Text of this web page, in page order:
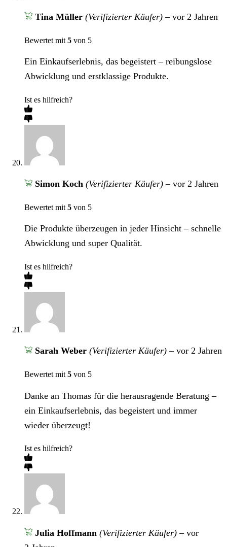
Tina Müller (Verifizierter Käufer) – vor 2 Jahren
Bewertet mit 5 von 5
Ein Einkaufserlebnis, das begeistert – reibungslose
Abwicklung und erstklassige Produkte.
Ist es hilfreich?
Simon Koch (Verifizierter Käufer) – vor 2 Jahren
Bewertet mit 5 von 5
Die Produkte überzeugen in jeder Hinsicht – schnelle
Abwicklung und super Qualität.
Ist es hilfreich?
Sarah Weber (Verifizierter Käufer) – vor 2 Jahren
Bewertet mit 5 von 5
Danke an Thomas für die herausragende Beratung –
ein Einkaufserlebnis, das begeistert und immer
wieder überzeugt!
Ist es hilfreich?
Julia Hoffmann (Verifizierter Käufer) – vor